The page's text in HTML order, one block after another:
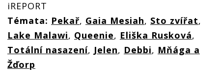
iREPORT
Témata: Pekař, Gaia Mesiah, Sto zvířat,
Lake Malawi, Queenie, Eliška Rusková,
Totální nasazení, Jelen, Debbi, Mňága a
Žďorp